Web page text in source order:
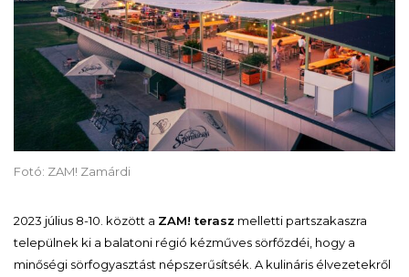
Fotó: ZAM! Zamárdi
2023 július 8-10. között a ZAM! terasz melletti partszakaszra
települnek ki a balatoni régió kézműves sörfőzdéi, hogy a
minőségi sörfogyasztást népszerűsítsék. A kulináris élvezetekről